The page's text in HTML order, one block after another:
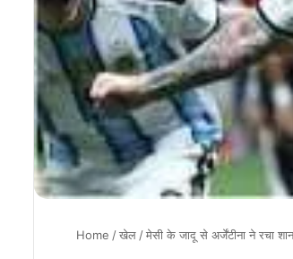
Home /खेल /मेसी के जादू से अर्जेंटीना ने रचा